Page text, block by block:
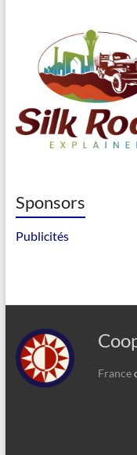
Sponsors
Publicités
France